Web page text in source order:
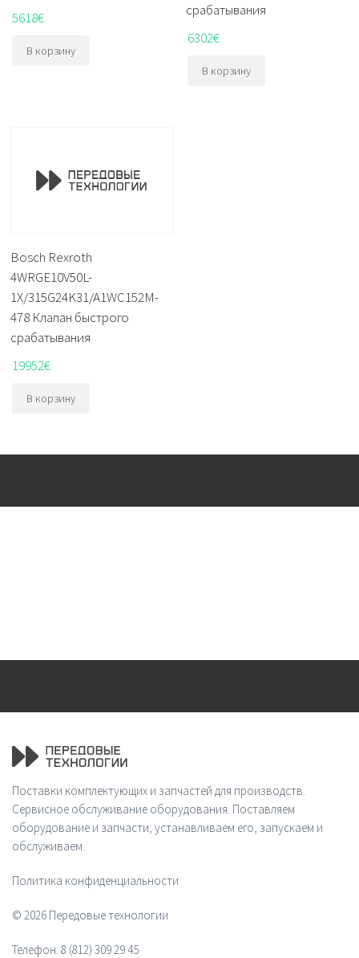
5618€
В корзину
срабатывания
6302€
В корзину
Bosch Rexroth
4WRGE10V50L-
1X/315G24K31/A1WC152M-
478 Клапан быстрого
срабатывания
19952€
В корзину
Поставки комплектующих и запчастей для производств.
Сервисное обслуживание оборудования. Поставляем
оборудование и запчасти, устанавливаем его, запускаем и
обслуживаем.
Политика конфиденциальности
© 2026 Передовые технологии
Телефон: 8 (812) 309 29 45